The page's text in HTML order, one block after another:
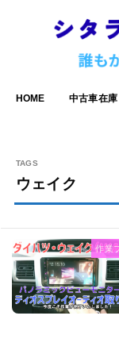
HOME 中古車在庫
ウェイク
作業